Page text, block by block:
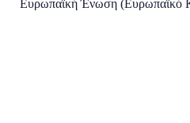
Ευρωπαϊκή Ένωση (Ευρωπαϊκό